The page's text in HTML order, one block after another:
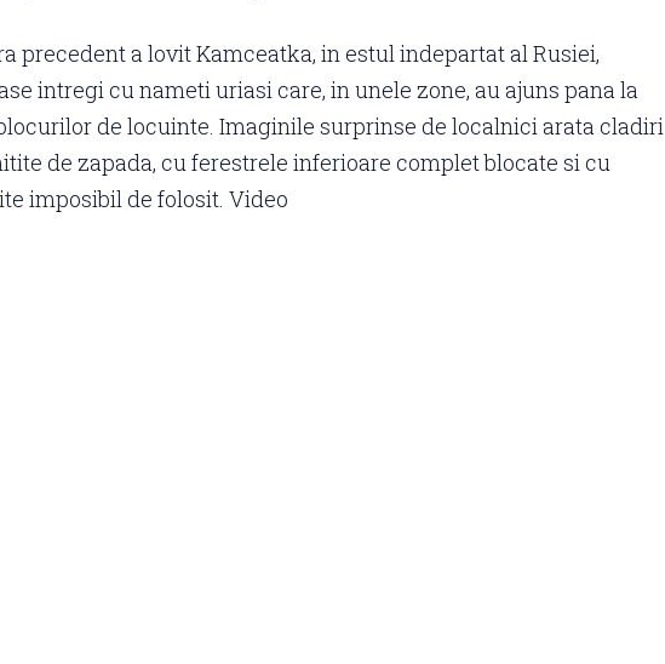
precedent a lovit Kamceatka, in estul indepartat al Rusiei,
intregi cu nameti uriasi care, in unele zone, au ajuns pana la
de locuinte. Imaginile surprinse de localnici arata cladiri
de zapada, cu ferestrele inferioare complet blocate si cu
imposibil de folosit. Video